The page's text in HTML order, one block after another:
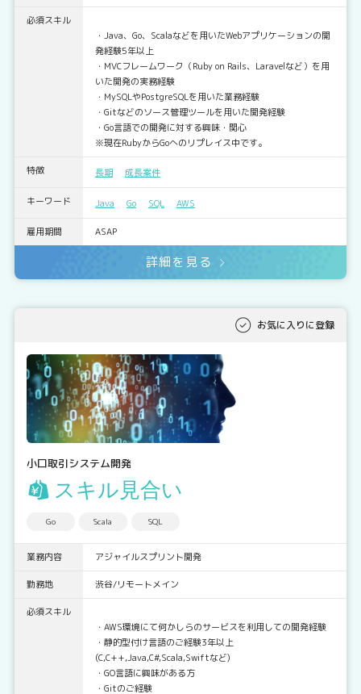
必須スキル
・Java、Go、Scalaなどを用いたWebアプリケーションの開
発経験5年以上
・MVCフレームワーク（Ruby on Rails、Laravelなど）を用
いた開発の実務経験
・MySQLやPostgreSQLを用いた業務経験
・Gitなどのソース管理ツールを用いた開発経験
・Go言語での開発に対する興味・関心
※現在RubyからGoへのリプレイス中です。
特徴 長期 成長案件
キーワード Java Go SQL AWS
雇用期間 ASAP
詳細を見る
お気に入りに登録
小口取引システム開発
スキル見合い
Go Scala SQL
業務内容 アジャイルスプリント開発
勤務地 渋谷/リモートメイン
必須スキル
・AWS環境にて何かしらのサービスを利用しての開発経験
・静的型付け言語のご経験3年以上
(C,C++,Java,C#,Scala,Swiftなど)
・GO言語に興味がある方
・Gitのご経験